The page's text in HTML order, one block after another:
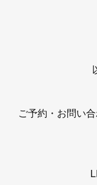
ご予約・お問い